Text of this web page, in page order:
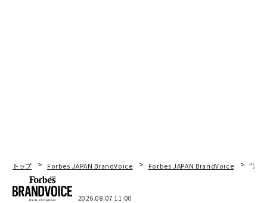
トップ Forbes JAPAN BrandVoice Forbes JAPAN BrandVoice “泊
2026.08.07 11:00